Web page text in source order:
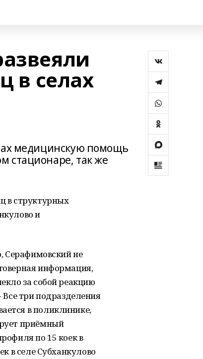
в селах
медицинскую помощь
стационаре, так же
в структурных
и
Серафимовский не
информация,
за собой реакцию
три подразделения
в поликлинике,
приёмный
по 15 коек в
в селе Субханкулово